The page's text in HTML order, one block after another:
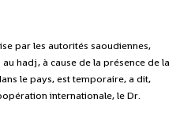
par les autorités saoudiennes,
hadj, à cause de la présence de la
le pays, est temporaire, a dit,
internationale, le Dr.